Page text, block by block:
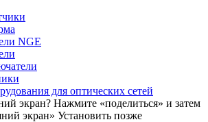
NGE
для оптических сетей
экран? Нажмите «поделиться» и затем
экран» Установить позже